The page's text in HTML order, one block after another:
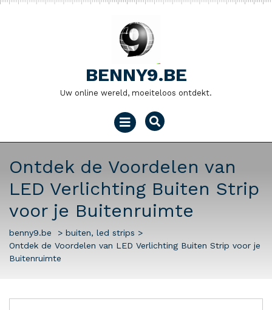
Naar
BENNY9.BE
Uw online wereld, moeiteloos ontdekt.
Menu
openen
Ontdek de Voordelen van
LED Verlichting Buiten Strip
voor je Buitenruimte
benny9.be > buiten, led strips >
Ontdek de Voordelen van LED Verlichting Buiten Strip voor je
Buitenruimte